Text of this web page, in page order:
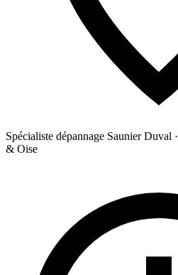
Spécialiste dépannage Saunier Duval
& Oise